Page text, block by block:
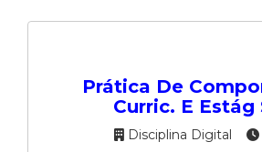
Prática De
Curric. E Estág
Disciplina Digital